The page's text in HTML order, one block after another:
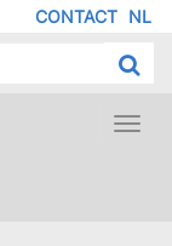
NL
CONTACT